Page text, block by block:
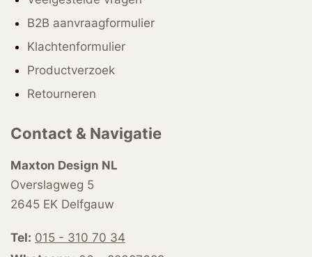
B2B aanvraagformulier
Klachtenformulier
Productverzoek
Retourneren
Contact & Navigatie
Maxton Design NL
Overslagweg 5
2645 EK Delfgauw
Tel: 015 - 310 70 34